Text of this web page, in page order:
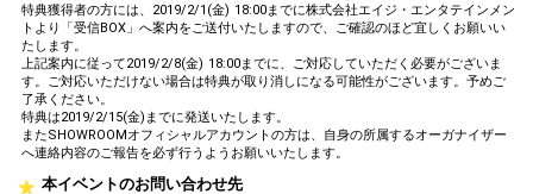
特典獲得者の方には、2019/2/1(金) 18:00までに株式会社エイジ・エンタテインメン
トより「受信BOX」へ案内をご送付いたしますので、ご確認のほど宜しくお願いい
たします。
上記案内に従って2019/2/8(金) 18:00までに、ご対応していただく必要がございま
す。ご対応いただけない場合は特典が取り消しになる可能性がございます。予めご
了承ください。
特典は2019/2/15(金)までに発送いたします。
またSHOWROOMオフィシャルアカウントの方は、自身の所属するオーガナイザー
へ連絡内容のご報告を必ず行うようお願いいたします。
本イベントのお問い合わせ先